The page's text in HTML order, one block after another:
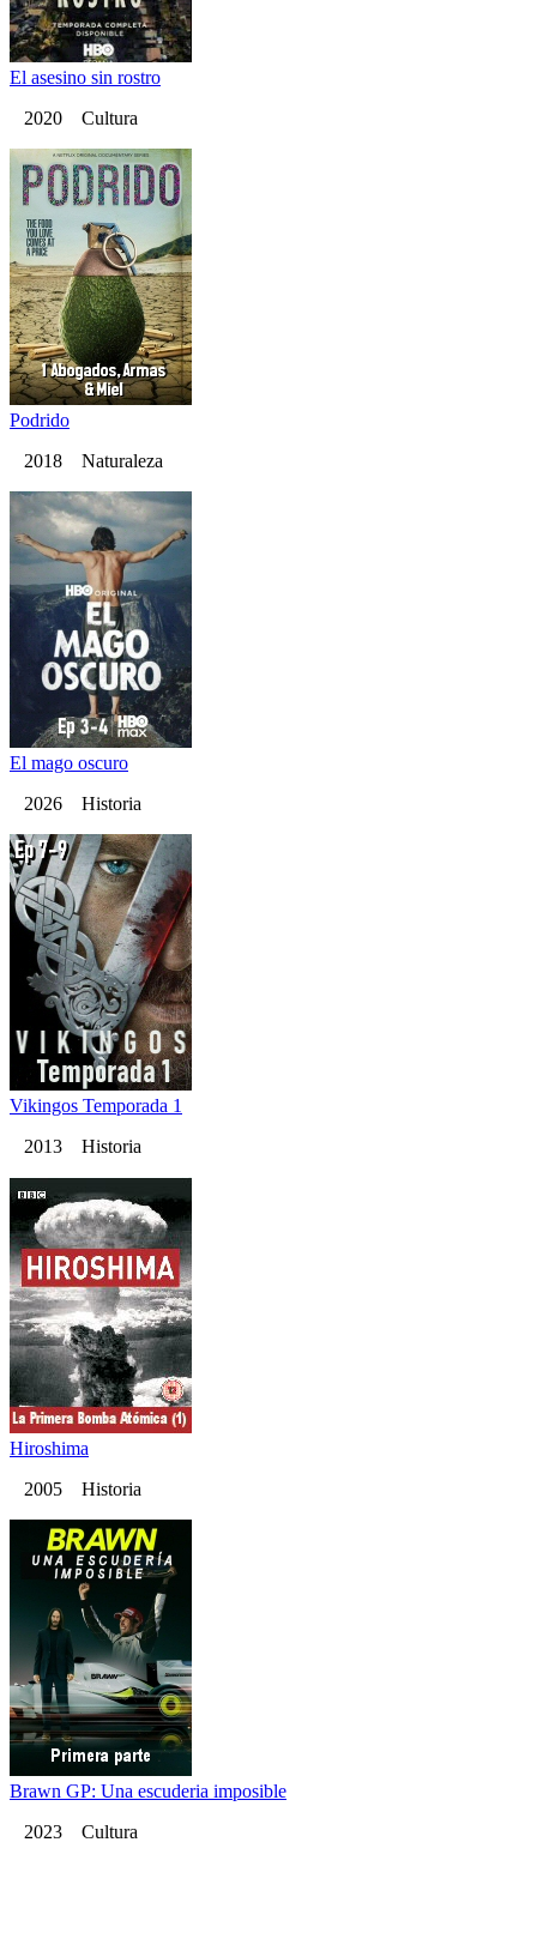
El asesino sin rostro
2020 Cultura
Podrido
2018 Naturaleza
El mago oscuro
2026 Historia
Vikingos Temporada 1
2013 Historia
Hiroshima
2005 Historia
Brawn GP: Una escuderia imposible
2023 Cultura